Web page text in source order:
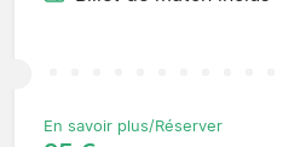
En savoir plus/Réserver